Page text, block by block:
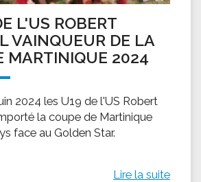
L'US ROBERT
VAINQUEUR DE LA
MARTINIQUE 2024
2024 les U19 de l'US Robert
la coupe de Martinique
face au Golden Star.
Lire la suite